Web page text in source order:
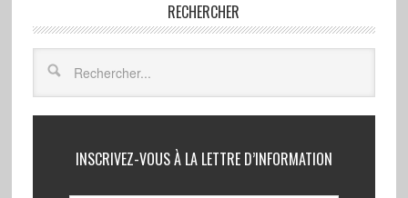
RECHERCHER
INSCRIVEZ-VOUS À LA LETTRE D’INFORMATION